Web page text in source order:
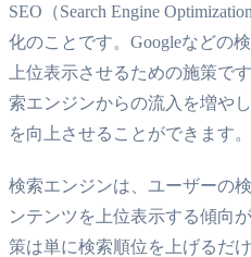
SEO（Search Engine
化のことです。Googleなどの
上位表示させるための施策で
索エンジンからの流入を増や
を向上させることができます。
検索エンジンは、ユーザーの
ンテンツを上位表示する傾向
策は単に検索順位を上げるだ